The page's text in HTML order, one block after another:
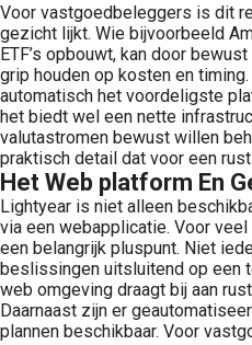
Voor vastgoedbeleggers is dit
gezicht lijkt. Wie bijvoorbeeld
ETF’s opbouwt, kan door
grip houden op kosten en
automatisch het voordeligste
het biedt wel een nette
valutastromen bewust willen
praktisch detail dat voor een
Het Web platform En
Lightyear is niet alleen
via een webapplicatie. Voor
een belangrijk pluspunt. Niet
beslissingen uitsluitend op een
web omgeving draagt bij aan
Daarnaast zijn er
plannen beschikbaar. Voor